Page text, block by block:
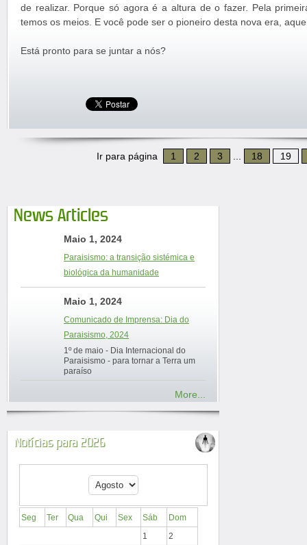
de realizar. Porque só agora é a altura de o fazer. Pela
temos os meios. E você pode ser o pioneiro desta nova era,
Está pronto para se juntar a nós?
Ir para página 1 2 3 18 19
News Articles
Maio 1, 2024
Paraisismo: a transição sistémica e
biológica da humanidade
Maio 1, 2024
Comunicado de Imprensa: Dia do
Paraisismo, 2024
1º de maio - Dia Internacional do
Paraisismo - para tornar a Terra um
paraíso
More...
Notícias para 2026
Seg Ter Qua Qui Sex Sáb
Dom
1
2